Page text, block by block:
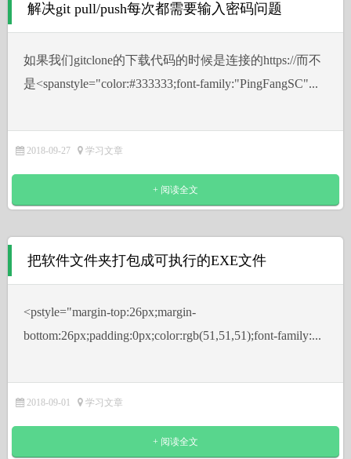
解决git pull/push每次都需要输入密码问题
如果我们gitclone的下载代码的时候是连接的https://而不
是˂spanstyle="color:#333333;font-family:"PingFangSC"...
2018-09-27 学习文章
+ 阅读全文
把软件文件夹打包成可执行的EXE文件
˂pstyle="margin-top:26px;margin-
bottom:26px;padding:0px;color:rgb(51,51,51);font-family:...
2018-09-01 学习文章
+ 阅读全文